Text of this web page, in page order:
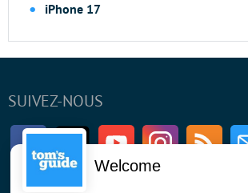
iPhone 17
SUIVEZ-NOUS
FacebookTwitter Youtube InstagramRSS
Welcome